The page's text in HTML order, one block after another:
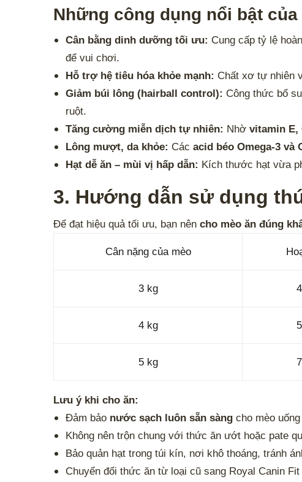
Những công dụng nổi bật
Cân bằng dinh dưỡng tối ưu: Cung cấp tỷ lệ
để vui chơi.
Hỗ trợ hệ tiêu hóa khỏe mạnh: Chất xơ tự nhiên
Giảm búi lông (hairball control): Công thức bổ
ruột.
Tăng cường miễn dịch tự nhiên: Nhờ vitamin E,
Lông mượt, da khỏe: Các acid béo Omega-3 và
Hạt dễ ăn – mùi vị hấp dẫn: Kích thước hạt vừa
3. Hướng dẫn sử dụng
Để đạt hiệu quả tối ưu, bạn nên cho mèo ăn đúng
Cân nặng của mèo
3 kg
4 kg
5 kg
Lưu ý khi cho ăn:
Đảm bảo nước sạch luôn sẵn sàng cho mèo
Không nên trộn chung với thức ăn ướt hoặc pate
Bảo quản hạt trong túi kín, nơi khô thoáng, tránh
Chuyển đổi thức ăn từ loại cũ sang Royal Canin